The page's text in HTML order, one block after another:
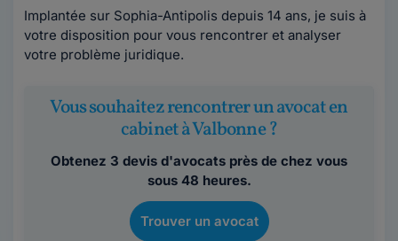
Implantée sur Sophia-Antipolis depuis 14 ans, je suis à
votre disposition pour vous rencontrer et analyser
votre problème juridique.
Vous souhaitez rencontrer un avocat en
cabinet à Valbonne ?
Obtenez 3 devis d'avocats près de chez vous
sous 48 heures.
Trouver un avocat